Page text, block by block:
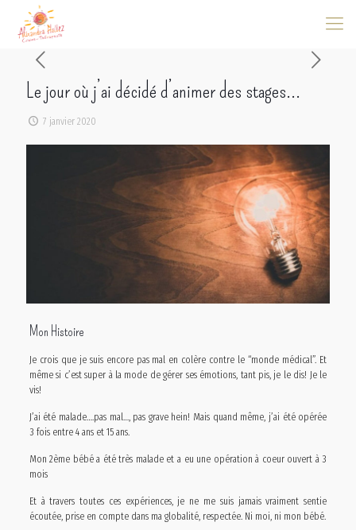
Le jour où j’ai décidé d’animer des stages…
7 janvier 2020
Mon Histoire
Je crois que je suis encore pas mal en colère contre le “monde médical”. Et
même si c’est super à la mode de gérer ses émotions, tant pis, je le dis! Je le
vis!
J’ai été malade….pas mal…, pas grave hein! Mais quand même, j’ai été opérée
3 fois entre 4 ans et 15 ans.
Mon 2ème bébé a été très malade et a eu une opération à coeur ouvert à 3
mois
Et à travers toutes ces expériences, je ne me suis jamais vraiment sentie
écoutée, prise en compte dans ma globalité, respectée. Ni moi, ni mon bébé.